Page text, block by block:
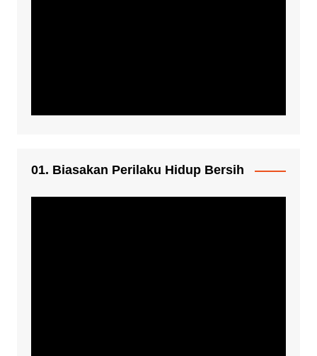
01. Biasakan Perilaku Hidup Bersih